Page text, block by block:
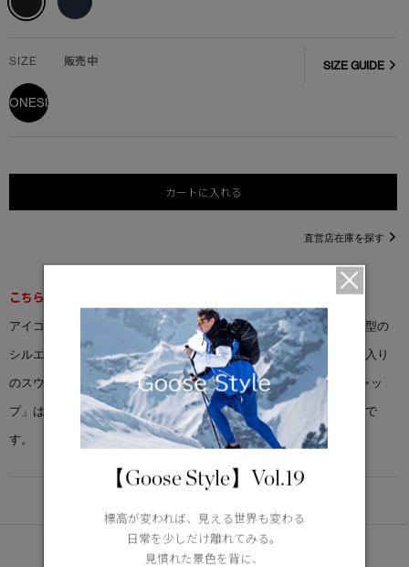
SIZE 販売中
ONESIZE
SIZE GUIDE
カートに入れる
直営店在庫を探す
こちらの商品は返品交換不可となります。
アイコニックなシルエットにパフォーマンス重視の機能を搭載。薄型の
シルエット、調節可能なスナップバックストラップ、内側にパッド入り
のスウェットバンドを備えた「アークティック アジャスタブル キャッ
プ」は、シグネチャーであるアークティックのディスクロゴが特徴で
す。
あなたへのおすすめ
【Goose Style】Vol.19
標高が変われば、見える世界も変わる
日常を少しだけ離れてみる。
見慣れた景色を背に、